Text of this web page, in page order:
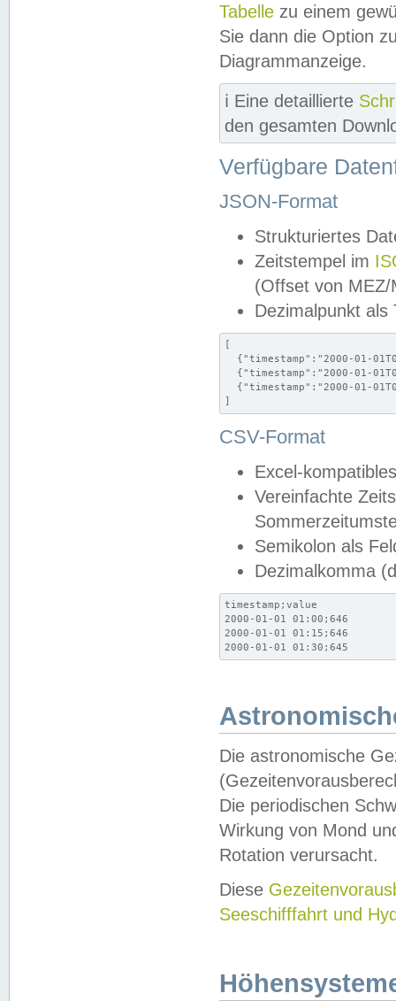
Tabelle zu einem
Sie dann die Option
Diagrammanzeige.
ℹ️ Eine detaillierte
den gesamten
Verfügbare
JSON-Format
Strukturiertes
Zeitstempel im
(Offset von MEZ/
Dezimalpunkt als
[
{"timestamp":"2000-01-
{"timestamp":"2000-01-
{"timestamp":"2000-01-
]
CSV-Format
Excel-
Vereinfachte
Semikolon als
Dezimalkomma
timestamp;value
2000-01-01 01:00;646
2000-01-01 01:15;646
2000-01-01 01:30;645
Die astronomische
Die periodischen
Wirkung von Mond
Rotation verursacht.
Diese
Seeschifffahrt und